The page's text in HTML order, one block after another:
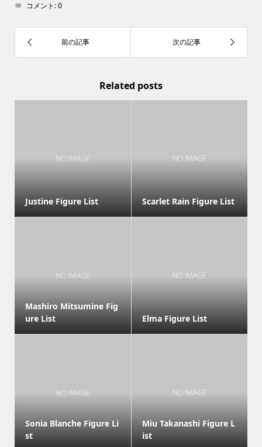
コメント:0
Related posts
Justine Figure List Scarlet Rain Figure List
Mashiro Mitsumine Fig
ure List
Elma Figure List
Sonia Blanche Figure Li
st
Miu Takanashi Figure L
ist